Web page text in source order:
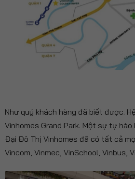
Như quý khách hàng đã biết được.
Vinhomes Grand Park. Một sự tự
Đại Đô Thị Vinhomes đã có tất cả
Vincom, Vinmec, VinSchool, Vinbus,